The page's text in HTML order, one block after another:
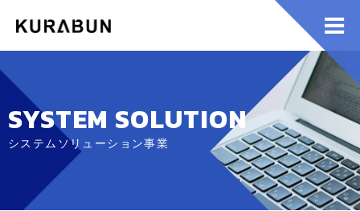
SYSTEM SOLUTION
システムソリューション事業